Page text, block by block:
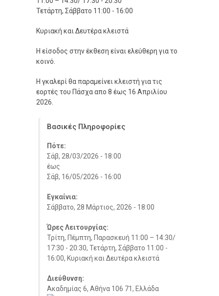
Τετάρτη, Σάββατο 11:00 - 16:00
Κυριακή και Δευτέρα κλειστά
Η είσοδος στην έκθεση είναι ελεύθερη για το
κοινό.
Η γκαλερί θα παραμείνει κλειστή για τις
εορτές του Πάσχα απο 8 έως 16 Απριλίου
2026.
Βασικές Πληροφορίες
Πότε:
Σάβ, 28/03/2026 - 18:00
έως
Σάβ, 16/05/2026 - 16:00
Εγκαίνια:
Σάββατο, 28 Μάρτιος, 2026 - 18:00
Ώρες Λειτουργίας:
Τρίτη, Πέμπτη, Παρασκευή 11:00 – 14:30/
17:30 - 20:30, Τετάρτη, Σάββατο 11:00 -
16:00, Κυριακή και Δευτέρα κλειστά
Διεύθυνση:
Ακαδημίας 6, Αθήνα 106 71, Ελλάδα